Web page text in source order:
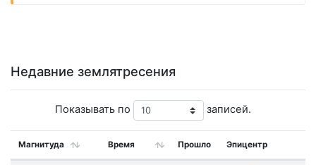
Недавние землятресения
Показывать по записей.
Магнитуда Время Прошло Эпицентр